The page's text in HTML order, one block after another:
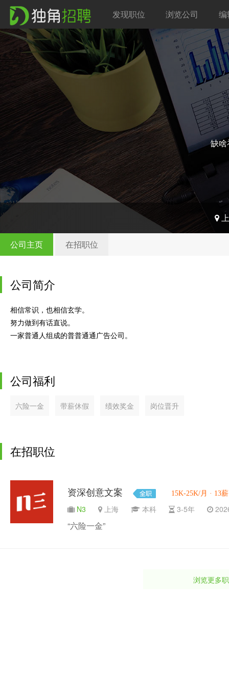
发现职位 浏览公司 编
缺
公司主页 在招职位
公司简介
相信常识，也相信玄学。
努力做到有话直说。
一家普通人组成的普普通通广告公司。
公司福利
六险一金 带薪休假 绩效奖金 岗位晋升
在招职位
资深创意文案 15K-25K/月 · 13薪
N3 上海 本科 3-5年
“六险一金”
浏览更多